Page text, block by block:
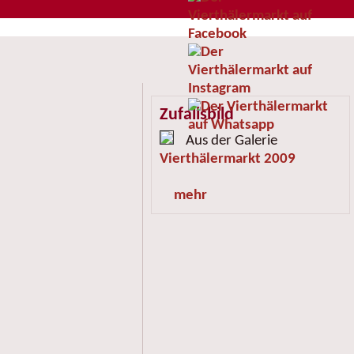
Zufallsbild
Aus der Galerie
Vierthälermarkt 2009
mehr